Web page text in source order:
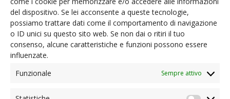
del dispositivo. Se lei acconsente a queste tecnologie,
possiamo trattare dati come il comportamento di navigazione
o ID unici su questo sito web. Se non dai o ritiri il tuo
consenso, alcune caratteristiche e funzioni possono essere
influenzate.
Funzionale
Sempre attivo
Risparmio di Bolzano per il supporto finanziario e
la Giunta provinciale di Bolzano – Alto Adige per
averci concesso a titolo gratuito la disponibilità
dei locali.